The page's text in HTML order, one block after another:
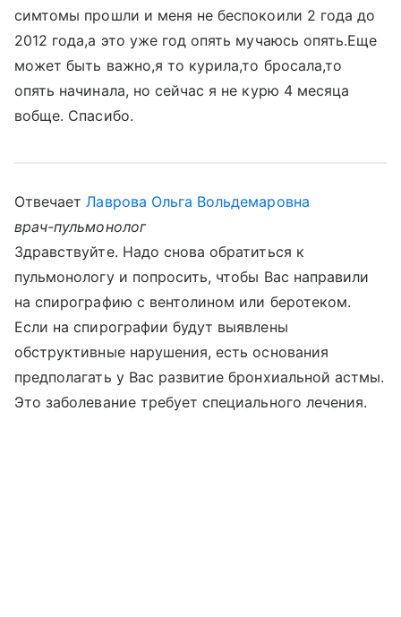
симтомы прошли и меня не беспокоили 2 года до
2012 года,а это уже год опять мучаюсь опять.Еще
может быть важно,я то курила,то бросала,то
опять начинала, но сейчас я не курю 4 месяца
вобще. Спасибо.
ОтвечаетЛаврова Ольга Вольдемаровна
врач-пульмонолог
Здравствуйте. Надо снова обратиться к
пульмонологу и попросить, чтобы Вас направили
на спирографию с вентолином или беротеком.
Если на спирографии будут выявлены
обструктивные нарушения, есть основания
предполагать у Вас развитие бронхиальной астмы.
Это заболевание требует специального лечения.